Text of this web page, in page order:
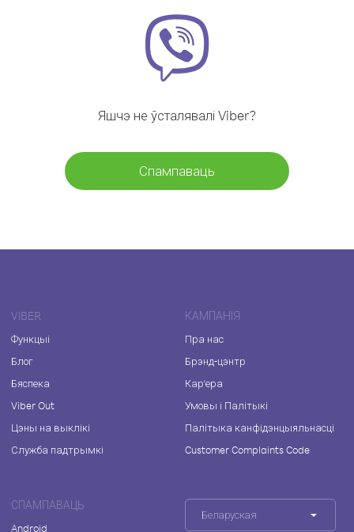
Яшчэ не ўсталявалі Viber?
Спампаваць
VIBER
Функцыі
Блог
Бяспека
Viber Out
Цэны на выклікі
Служба падтрымкі
КАМПАНІЯ
Пра нас
Брэнд-цэнтр
Кар'ера
Умовы і Палітыкі
Палітыка канфідэнцыяльнасці
Customer Complaints Code
СПАМПАВАЦЬ
Android
Беларуская